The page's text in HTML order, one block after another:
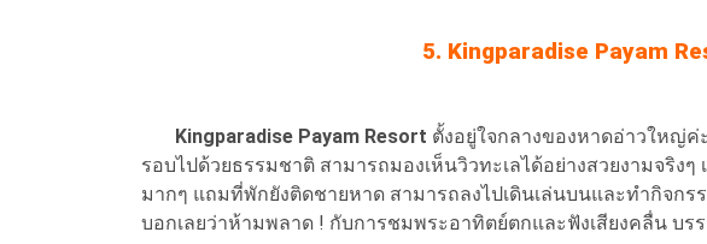
5. Kingparadise Payam
Kingparadise Payam Resort ตั้งอยู่ใจกลางของหาดอ่าวใหญ่
รอบไปด้วยธรรมชาติ สามารถมองเห็นวิวทะเลได้อย่างสวยงามจริง
มากๆ แถมที่พักยังติดชายหาด สามารถลงไปเดินเล่นบนและทำกิจกร
บอกเลยว่าห้ามพลาด ! กับการชมพระอาทิตย์ตกและฟังเสียงคลื่น บร